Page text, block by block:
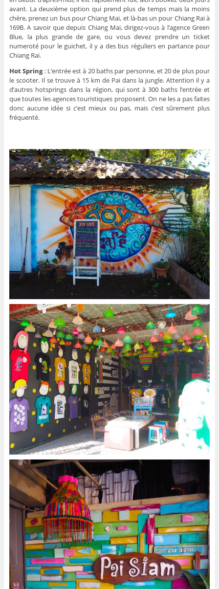
avant. La deuxième option qui prend plus de temps mais la moins
chère, prenez un bus pour Chiang Mai, et là-bas un pour Chiang Rai à
169B. A savoir que depuis Chiang Mai, dirigez-vous à l’agence Green
Blue, la plus grande de gare, ou vous devez prendre un ticket
numeroté pour le guichet, il y a des bus réguliers en partance pour
Chiang Rai.
Hot Spring: L’entrée est à 20 baths par personne, et 20 de plus pour
le scooter. Il se trouve à 15 km de Pai dans la jungle. Attention il y a
d’autres hotsprings dans la région, qui sont à 300 baths l’entrée et
que toutes les agences touristiques proposent. On ne les a pas faites
donc aucune idée si c’est mieux ou pas, mais c’est sûrement plus
fréquenté.